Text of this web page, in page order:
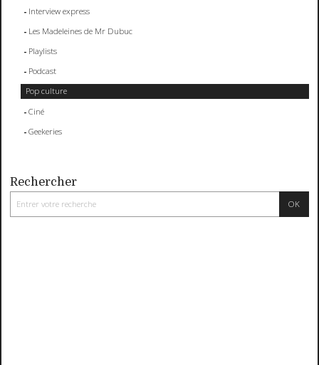
Interview express
Les Madeleines de Mr Dubuc
Playlists
Podcast
Pop culture
Ciné
Geekeries
Rechercher